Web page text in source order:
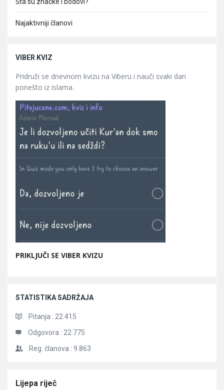
Najaktivniji članovi
VIBER KVIZ
Pridruži se dnevnom kvizu na Viberu i nauči svaki dan
ponešto iz islama.
PRIKLJUČI SE VIBER KVIZU
STATISTIKA SADRŽAJA
Pitanja : 22.415
Odgovora : 22.775
Reg. članova : 9.863
Članci
Lijepa riječ